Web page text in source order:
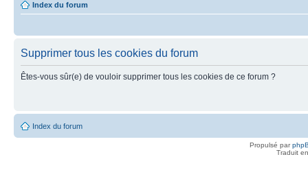
Index du forum
Supprimer tous les cookies du forum
Êtes-vous sûr(e) de vouloir supprimer tous les cookies de ce forum ?
Index du forum
Propulsé par
Traduit